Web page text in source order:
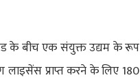
के बीच एक संयुक्त उद्यम के रूप
लाइसेंस प्राप्त करने के लिए 180